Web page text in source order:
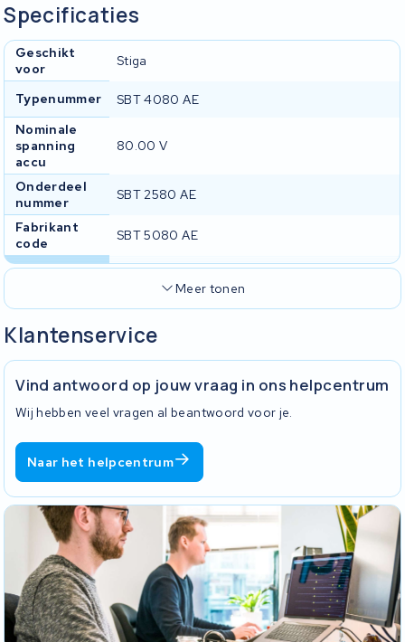
Specificaties
Geschikt
voor
Stiga
Typenummer
SBT 4080 AE
Nominale
spanning
accu
80.00 V
Onderdeel
nummer
SBT 2580 AE
Fabrikant
code
SBT 5080 AE
Meer tonen
Klantenservice
Vind antwoord op jouw vraag in ons helpcentrum
Wij hebben veel vragen al beantwoord voor je.
Naar het helpcentrum